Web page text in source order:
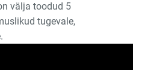
välja toodud 5
tugevale,